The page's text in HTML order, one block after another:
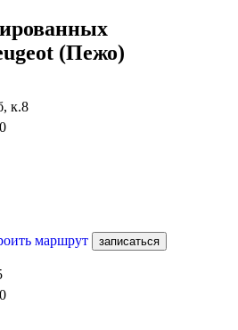
(Пежо)
к.8
маршрут записаться